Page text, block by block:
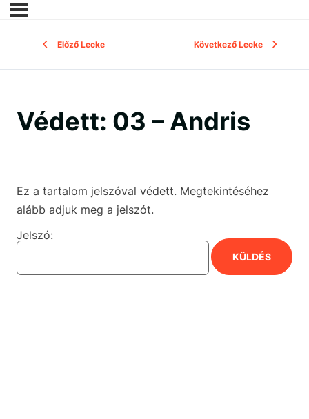
Előző Lecke Következő Lecke
Védett: 03 – Andris
Ez a tartalom jelszóval védett. Megtekintéséhez
alább adjuk meg a jelszót.
Jelszó: